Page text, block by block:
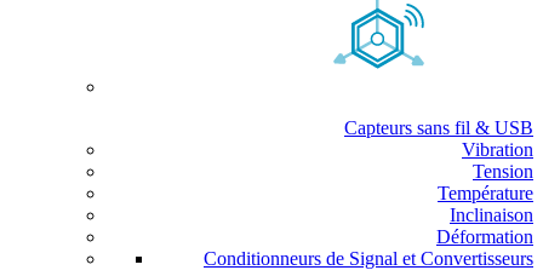
Capteurs sans fil & USB
Vibration
Tension
Température
Inclinaison
Déformation
Conditionneurs de Signal et Convertisseurs